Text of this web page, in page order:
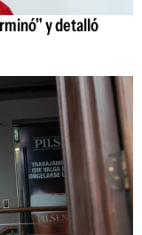
y detalló